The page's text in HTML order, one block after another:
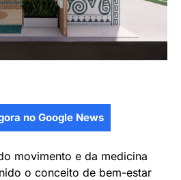
no Google News
movimento e da medicina
o conceito de bem-estar